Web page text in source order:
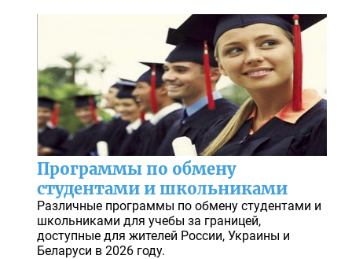
Программы по обмену
студентами и школьниками
Различные программы по обмену студентами и
школьниками для учебы за границей,
доступные для жителей России, Украины и
Беларуси в 2026 году.